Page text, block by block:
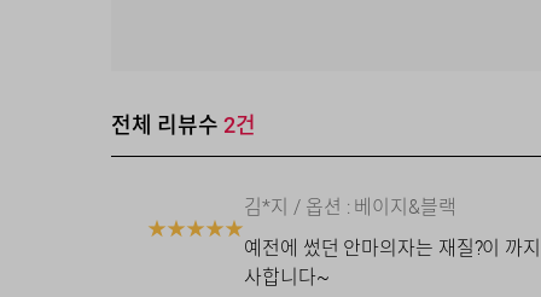
전체 리뷰수 2건
★★★★★
김*지 / 옵션 : 베이지&블랙
예전에 썼던 안마의자는 재질?이 까
사합니다~